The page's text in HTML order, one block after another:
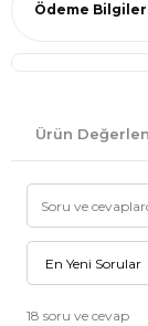
Ödeme
Ürün
18 soru ve cevap